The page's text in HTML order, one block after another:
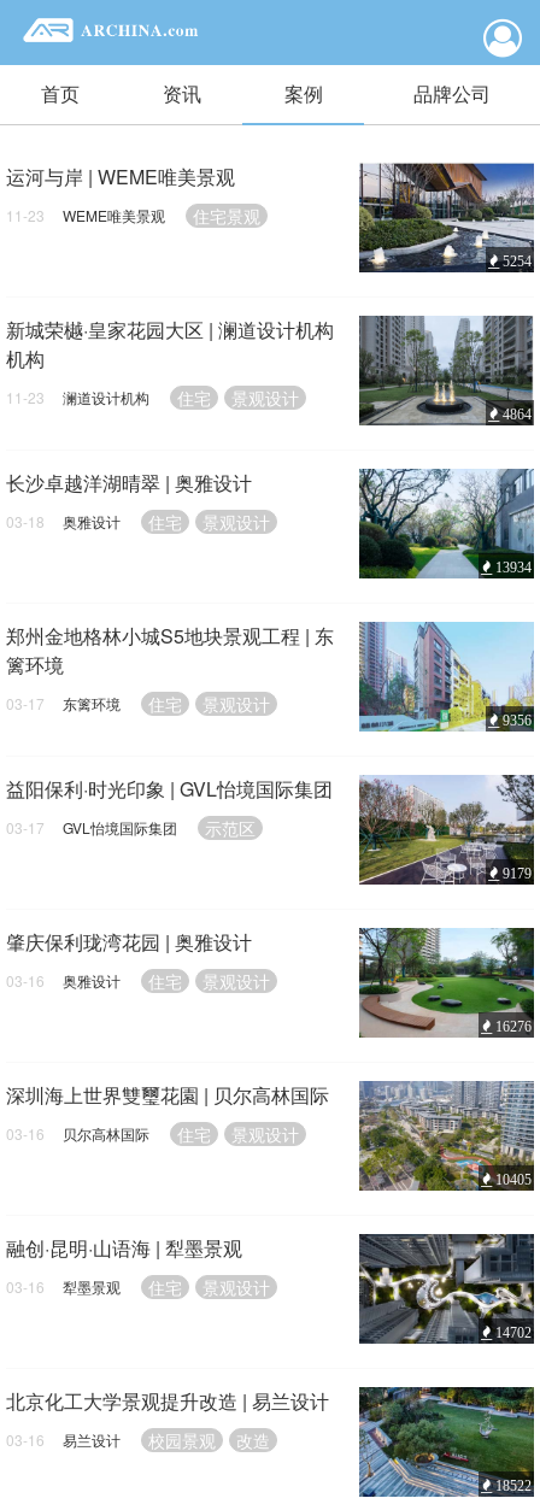
首页 资讯 案例 品牌公司
运河与岸 | WEME唯美景观
11-23 WEME唯美景观 住宅景观
5254
新城荣樾·皇家花园大区 | 澜道设计机构
机构
11-23 澜道设计机构 住宅 景观设计
4864
长沙卓越洋湖晴翠 | 奥雅设计
03-18 奥雅设计 住宅 景观设计
13934
郑州金地格林小城S5地块景观工程 | 东
篱环境
03-17 东篱环境 住宅 景观设计
9356
益阳保利·时光印象 | GVL怡境国际集团
03-17 GVL怡境国际集团 示范区
9179
肇庆保利珑湾花园 | 奥雅设计
03-16 奥雅设计 住宅 景观设计
16276
深圳海上世界雙璽花園 | 贝尔高林国际
03-16 贝尔高林国际 住宅 景观设计
10405
融创·昆明·山语海 | 犁墨景观
03-16 犁墨景观 住宅 景观设计
14702
北京化工大学景观提升改造 | 易兰设计
03-16 易兰设计 校园景观 改造
18522